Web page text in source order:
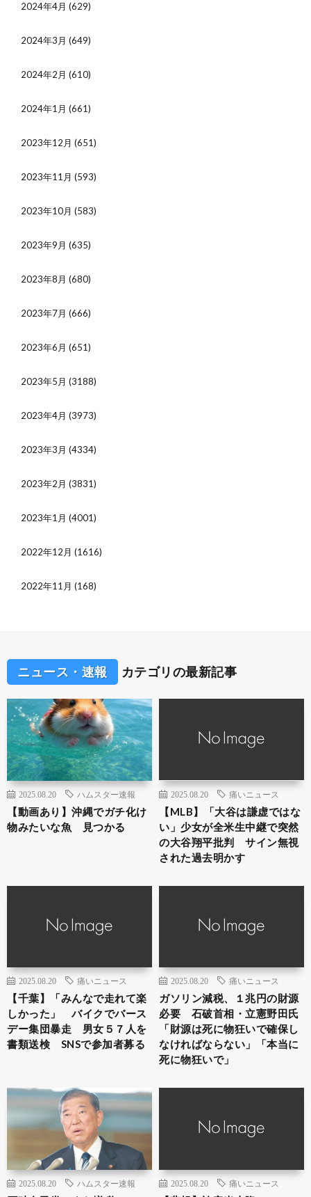
2024年4月 (629)
2024年3月 (649)
2024年2月 (610)
2024年1月 (661)
2023年12月 (651)
2023年11月 (593)
2023年10月 (583)
2023年9月 (635)
2023年8月 (680)
2023年7月 (666)
2023年6月 (651)
2023年5月 (3188)
2023年4月 (3973)
2023年3月 (4334)
2023年2月 (3831)
2023年1月 (4001)
2022年12月 (1616)
2022年11月 (168)
ニュース・速報 カテゴリの最新記事
2025.08.20 ハムスター速報
【動画あり】沖縄でガチ化け
物みたいな魚 見つかる
2025.08.20 痛いニュース
【MLB】「大谷は謙虚ではな
い」少女が全米生中継で突然
の大谷翔平批判 サイン無視
された過去明かす
2025.08.20 痛いニュース
【千葉】「みんなで走れて楽
しかった」 バイクでバース
デー集団暴走 男女５７人を
書類送検 SNSで参加者募る
2025.08.20 痛いニュース
ガソリン減税、１兆円の財源
必要 石破首相・立憲野田氏
「財源は死に物狂いで確保し
なければならない」「本当に
死に物狂いで」
2025.08.20 ハムスター速報 2025.08.20 痛いニュース